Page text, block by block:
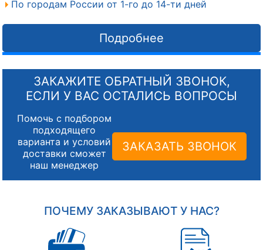
По городам России от 1-го до 14-ти дней
Подробнее
ЗАКАЖИТЕ ОБРАТНЫЙ ЗВОНОК,
ЕСЛИ У ВАС ОСТАЛИСЬ ВОПРОСЫ
Помочь с подбором
подходящего
варианта и условий
доставки сможет
наш менеджер
ЗАКАЗАТЬ ЗВОНОК
ПОЧЕМУ ЗАКАЗЫВАЮТ У НАС?